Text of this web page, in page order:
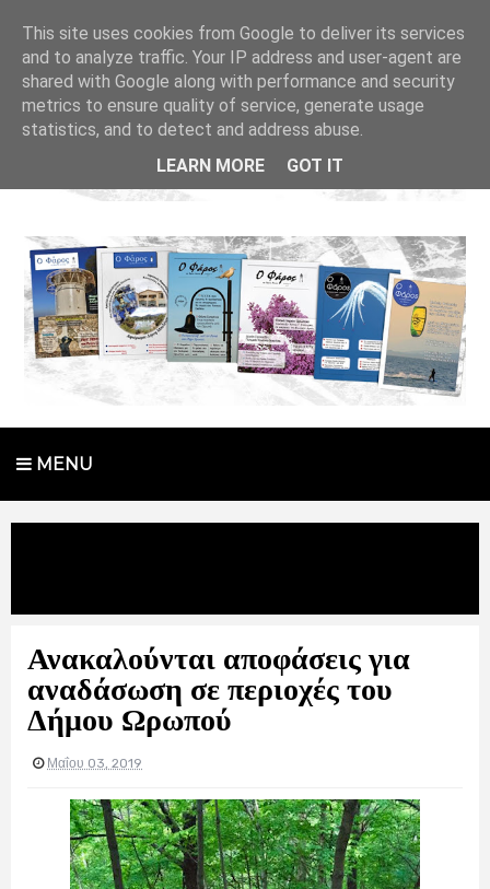
MENU
Ανακαλούνται αποφάσεις για
αναδάσωση σε περιοχές του
Δήμου Ωρωπού
Μαΐου 03, 2019
This site uses cookies from Google to deliver its services
and to analyze traffic. Your IP address and user-agent are
shared with Google along with performance and security
metrics to ensure quality of service, generate usage
statistics, and to detect and address abuse.
LEARN MORE
GOT IT